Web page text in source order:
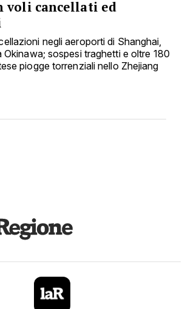
voli cancellati ed
negli aeroporti di Shanghai,
sospesi traghetti e oltre 180
piogge torrenziali nello Zhejiang